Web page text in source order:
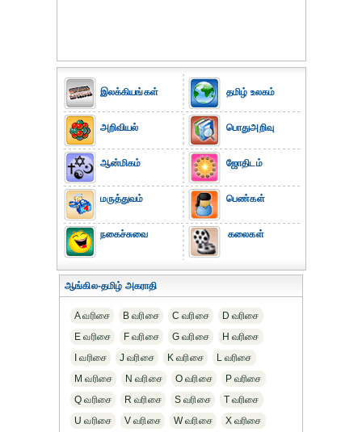
இலக்கியங்கள்
அறிவியல்
ஆன்மிகம்
மருத்துவம்
நகைச்சுவை
தமிழ் உலகம்
பொதுஅறிவு
ஜோதிடம்
பெண்கள்
கலைகள்
ஆங்கில-தமிழ் அகராதி
A வரிசை B வரிசை C வரிசை
D வரிசை
E வரிசை
F வரிசை G வரிசை
H வரிசை
I வரிசை
J வரிசை K வரிசை
L வரிசை
M வரிசை
N வரிசை O வரிசை
P வரிசை
Q வரிசை
R வரிசை S வரிசை
T வரிசை
U வரிசை
V வரிசை W வரிசை X வரிசை